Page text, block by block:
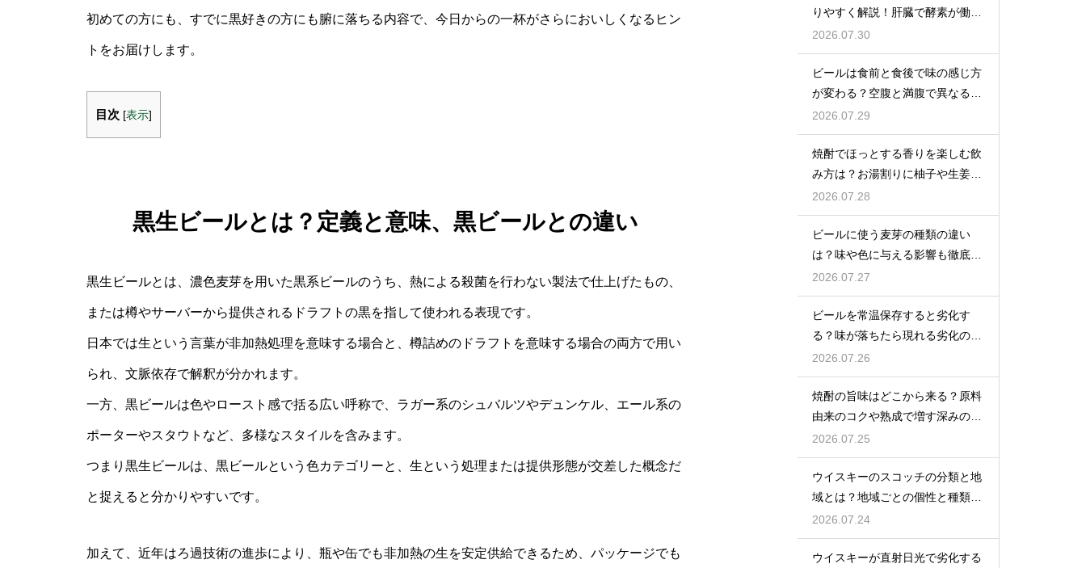
初めての方にも、すでに黒好きの方にも腑に落ちる内容で、今日からの一杯がさらにおいしくなるヒン
トをお届けします。
目次 [表示]
黒生ビールとは？定義と意味、黒ビールとの違い
黒生ビールとは、濃色麦芽を用いた黒系ビールのうち、熱による殺菌を行わない製法で仕上げたもの、
または樽やサーバーから提供されるドラフトの黒を指して使われる表現です。
日本では生という言葉が非加熱処理を意味する場合と、樽詰めのドラフトを意味する場合の両方で用い
られ、文脈依存で解釈が分かれます。
一方、黒ビールは色やロースト感で括る広い呼称で、ラガー系のシュバルツやデュンケル、エール系の
ポーターやスタウトなど、多様なスタイルを含みます。
つまり黒生ビールは、黒ビールという色カテゴリーと、生という処理または提供形態が交差した概念だ
と捉えると分かりやすいです。
加えて、近年はろ過技術の進歩により、瓶や缶でも非加熱の生を安定供給できるため、パッケージでも
りやすく解説！肝臓で酵素が働き
アセトアルデヒドに変化して無害
化
2026.07.30
ビールは食前と食後で味の感じ方
が変わる？空腹と満腹で異なる味
覚の感じ方を解説
2026.07.29
焼酎でほっとする香りを楽しむ飲
み方は？お湯割りに柚子や生姜を
加えてリラックス効果を実感
2026.07.28
ビールに使う麦芽の種類の違い
は？味や色に与える影響も徹底解
説
2026.07.27
ビールを常温保存すると劣化す
る？味が落ちたら現れる劣化のサ
インを解説
2026.07.26
焼酎の旨味はどこから来る？原料
由来のコクや熟成で増す深みの秘
密を解説
2026.07.25
ウイスキーのスコッチの分類と地
域とは？地域ごとの個性と種類を
解説
2026.07.24
ウイスキーが直射日光で劣化する